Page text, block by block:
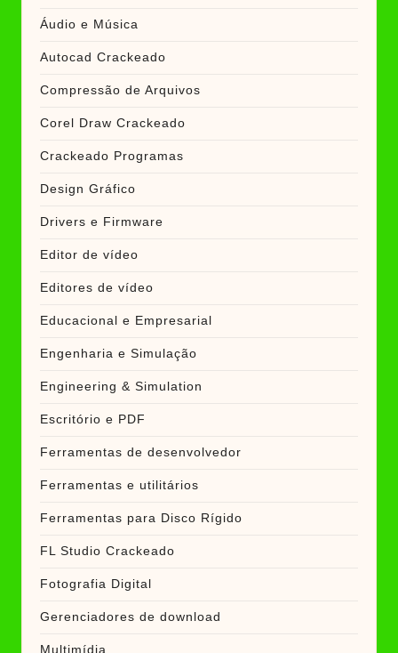
Áudio e Música
Autocad Crackeado
Compressão de Arquivos
Corel Draw Crackeado
Crackeado Programas
Design Gráfico
Drivers e Firmware
Editor de vídeo
Editores de vídeo
Educacional e Empresarial
Engenharia e Simulação
Engineering & Simulation
Escritório e PDF
Ferramentas de desenvolvedor
Ferramentas e utilitários
Ferramentas para Disco Rígido
FL Studio Crackeado
Fotografia Digital
Gerenciadores de download
Multimídia